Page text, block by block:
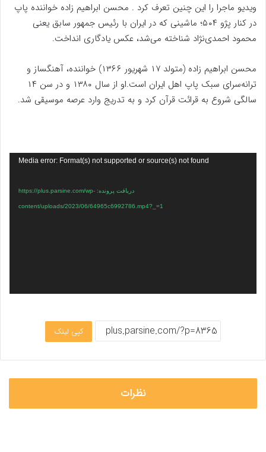
ویدیو ماجرا را این چنین تعرف کرد . محسن ابراهیم‌ زاده خواننده پاپ
در کنار پژو ۵۰۴؛ ماشینی که در ایران با رئیس جمهور سابق یعنی
محمود احمدی‌نژاد شناخته می‌شد، عکس یادگاری انداخت.
محسن ابراهیم‌ زاده (متولد ۱۷ شهریور ۱۳۶۶) خواننده، آهنگساز و
ترانه‌سرای سبک پاپ اهل ایران است.او از سال ۱۳۸۰ و در سن ۱۴
سالگی شروع به قرائت قرآن کرد و به تدریج وارد عرصه موسیقی شد.
Media error: Format(s) not supported or source(s) not found
دریافت پرونده: https://plus.parsine.com/wp-
content/uploads/2023/06/64965c6992786.mp4?_=1
کپی لینک
نظرات